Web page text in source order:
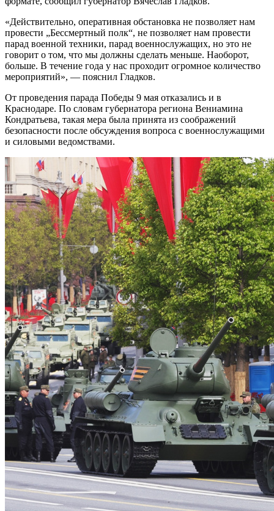
«Действительно, оперативная обстановка не позволяет нам
провести „Бессмертный полк“, не позволяет нам провести
парад военной техники, парад военнослужащих, но это не
говорит о том, что мы должны сделать меньше. Наоборот,
больше. В течение года у нас проходит огромное количество
мероприятий», — пояснил Гладков.
От проведения парада Победы 9 мая отказались и в
Краснодаре. По словам губернатора региона Вениамина
Кондратьева, такая мера была принята из соображений
безопасности после обсуждения вопроса с военнослужащими
и силовыми ведомствами.